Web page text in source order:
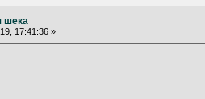
шека
17:41:36 »